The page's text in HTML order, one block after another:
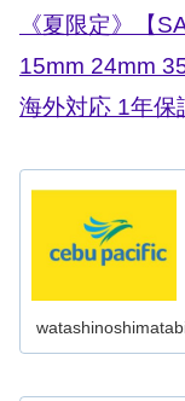
《夏限定》【
15mm 24mm
海外対応 1年保